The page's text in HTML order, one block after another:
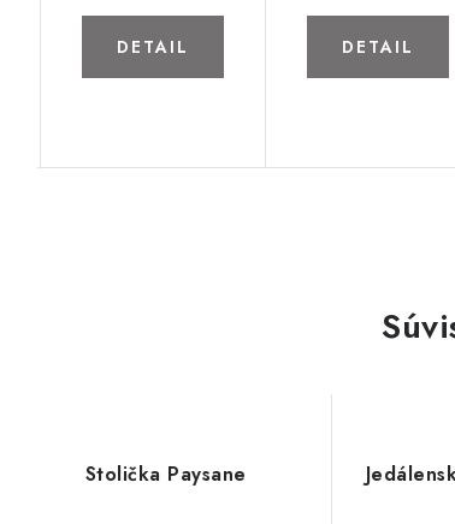
DETAIL DETAIL
Stolička Paysane